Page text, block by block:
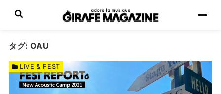
タグ:OAU
LIVE & FEST